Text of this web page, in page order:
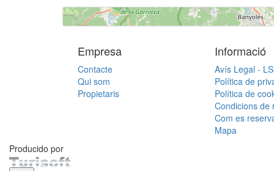
Empresa
Contacte
Qui som
Propietaris
Informació
Avís Legal -
Política de
Política de
Condicions de
Com es
Mapa
Producido por